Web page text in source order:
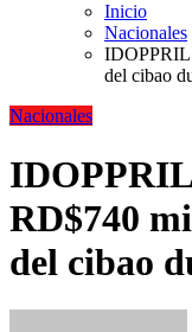
Inicio
Nacionales
IDOPPRIL
del cibao
Nacionales
RD$740
del cibao